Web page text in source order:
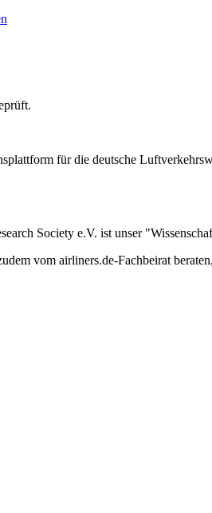
für die deutsche
Society e.V. ist unser
vom airliners.de-Fachbeirat